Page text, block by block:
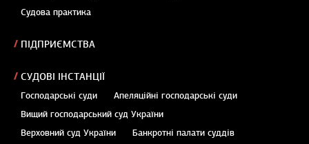
Судова практика
ПІДПРИЄМСТВА
СУДОВІ ІНСТАНЦІЇ
Господарські суди
Апеляційні господарські суди
Вищий господарський суд України
Верховний суд України
Банкротні палати суддів